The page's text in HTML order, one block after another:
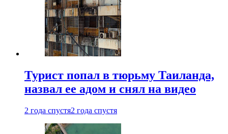
Турист попал в тюрьму Таиланда,
назвал ее адом и снял на видео
2 года спустя2 года спустя